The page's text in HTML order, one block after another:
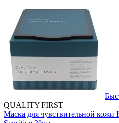
QUALITY FIRST
Маска для чувствительной кожи